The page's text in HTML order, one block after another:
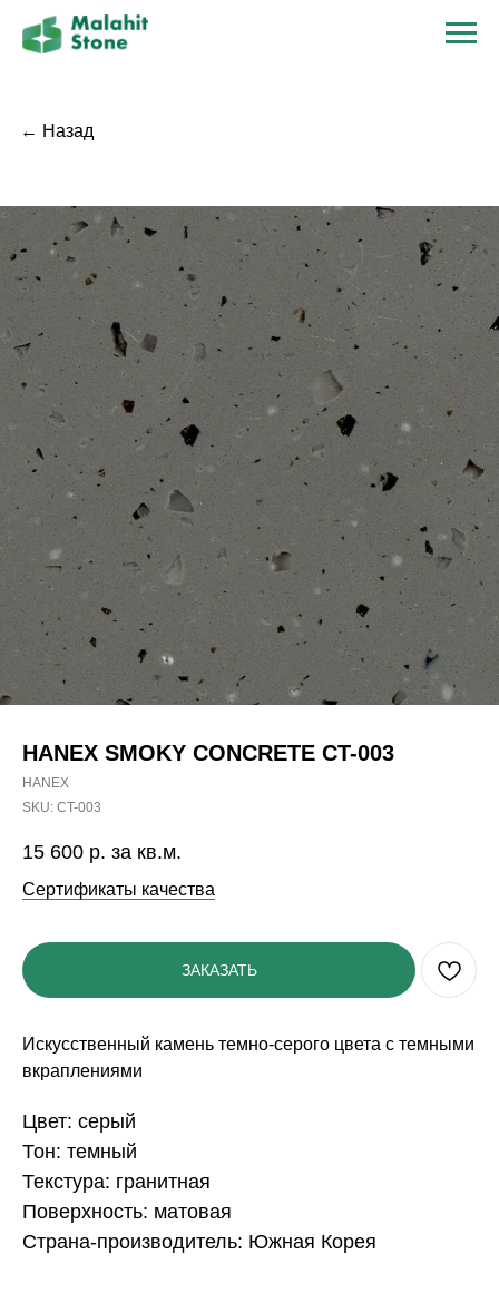
← Назад
HANEX SMOKY CONCRETE CT-003
HANEX
SKU: CT-003
15 600 р. за кв.м.
Сертификаты качества
ЗАКАЗАТЬ
Искусственный камень темно-серого цвета с темными
вкраплениями
Цвет: серый
Тон: темный
Текстура: гранитная
Поверхность: матовая
Страна-производитель: Южная Корея